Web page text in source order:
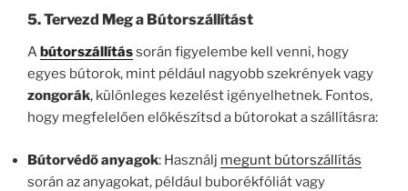
5. Tervezd Meg a Bútorszállítást
A bútorszállítássorán figyelembe kell venni, hogy
egyes bútorok, mint például nagyobb szekrények vagy
zongorák, különleges kezelést igényelhetnek. Fontos,
hogy megfelelően előkészítsd a bútorokat a szállításra:
Bútorvédő anyagok: Használj megunt bútorszállítás
során az anyagokat, például buborékfóliát vagy